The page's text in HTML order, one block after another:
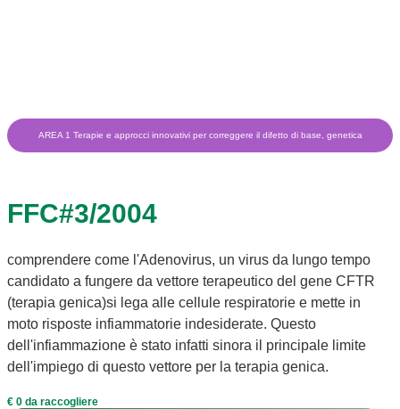
AREA 1 Terapie e approcci innovativi per correggere il difetto di base, genetica
FFC#3/2004
comprendere come l'Adenovirus, un virus da lungo tempo
candidato a fungere da vettore terapeutico del gene CFTR
(terapia genica)si lega alle cellule respiratorie e mette in
moto risposte infiammatorie indesiderate. Questo
dell'infiammazione è stato infatti sinora il principale limite
dell'impiego di questo vettore per la terapia genica.
€ 0 da raccogliere